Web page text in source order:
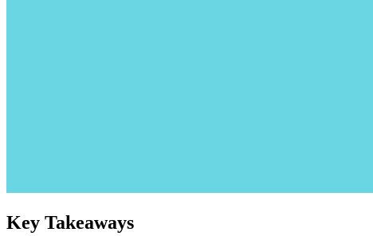
Key Takeaways